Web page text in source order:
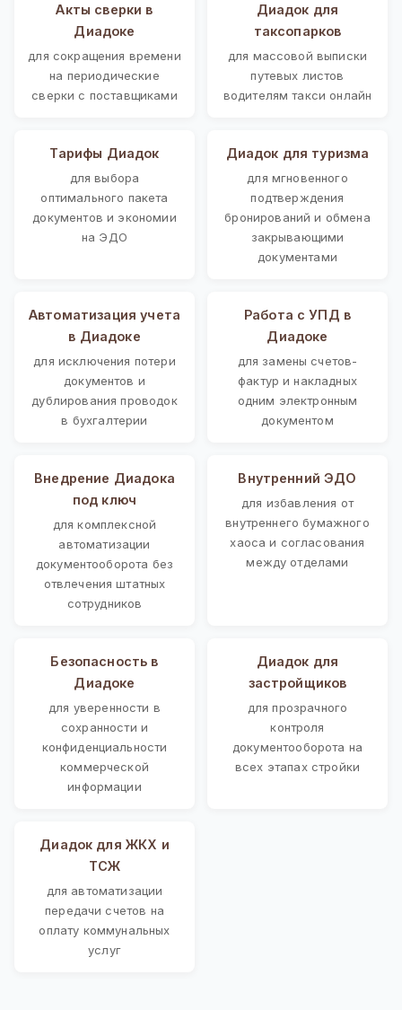
Акты сверки в
Диадоке
для сокращения времени
на периодические
сверки с поставщиками
Диадок для
таксопарков
для массовой выписки
путевых листов
водителям такси онлайн
Тарифы Диадок
для выбора
оптимального пакета
документов и экономии
на ЭДО
Диадок для туризма
для мгновенного
подтверждения
бронирований и обмена
закрывающими
документами
Автоматизация учета
в Диадоке
для исключения потери
документов и
дублирования проводок
в бухгалтерии
Работа с УПД в
Диадоке
для замены счетов-
фактур и накладных
одним электронным
документом
Внедрение Диадока
под ключ
для комплексной
автоматизации
документооборота без
отвлечения штатных
сотрудников
Внутренний ЭДО
для избавления от
внутреннего бумажного
хаоса и согласования
между отделами
Безопасность в
Диадоке
для уверенности в
сохранности и
конфиденциальности
коммерческой
информации
Диадок для
застройщиков
для прозрачного
контроля
документооборота на
всех этапах стройки
Диадок для ЖКХ и
ТСЖ
для автоматизации
передачи счетов на
оплату коммунальных
услуг